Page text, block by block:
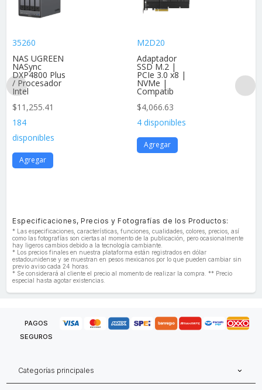
35260
NAS UGREEN
NASync
DXP4800 Plus
/ Procesador
Intel
$11,255.41
184
disponibles
Agregar
M2D20
Adaptador
SSD M.2 |
PCIe 3.0 x8 |
NVMe |
Compatib
$4,066.63
4 disponibles
Agregar
Especificaciones, Precios y Fotografías de los Productos:
* Las especificaciones, características, funciones, cualidades, colores, precios, así
como las fotografías son ciertas al momento de la publicación, pero ocasionalmente
hay ligeros cambios debido a la tecnología cambiante.
* Los precios finales en nuestra plataforma están registrados en dólar
estadounidense y se muestran en pesos mexicanos por lo que pueden cambiar sin
previo aviso cada 24 horas.
* Se considerará al cliente el precio al momento de realizar la compra. ** Precio
especial hasta agotar existencias.
PAGOS
SEGUROS
Categorías principales